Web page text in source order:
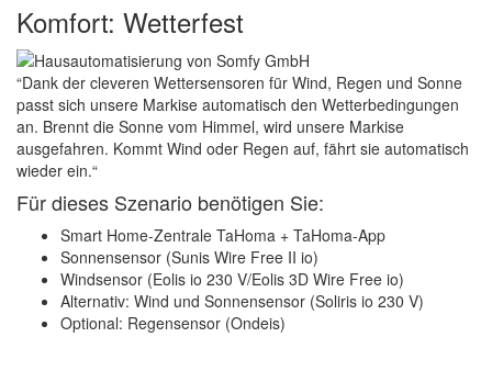
Komfort: Wetterfest
“Dank der cleveren Wettersensoren für Wind, Regen und Sonne
passt sich unsere Markise automatisch den Wetterbedingungen
an. Brennt die Sonne vom Himmel, wird unsere Markise
ausgefahren. Kommt Wind oder Regen auf, fährt sie automatisch
wieder ein.“
Für dieses Szenario benötigen Sie:
Smart Home-Zentrale TaHoma + TaHoma-App
Sonnensensor (Sunis Wire Free II io)
Windsensor (Eolis io 230 V/Eolis 3D Wire Free io)
Alternativ: Wind und Sonnensensor (Soliris io 230 V)
Optional: Regensensor (Ondeis)